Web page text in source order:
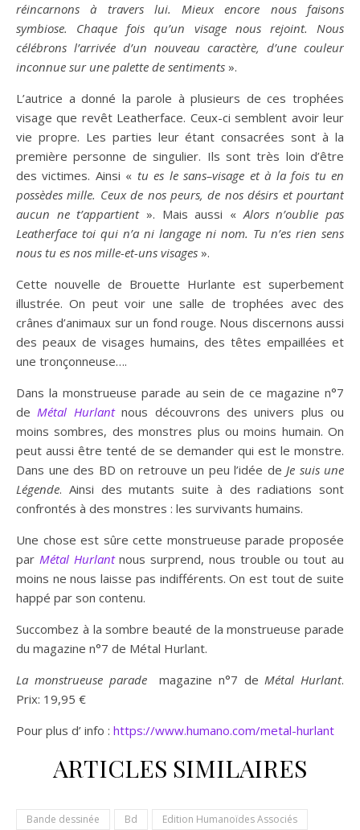
réincarnons
à travers lui.Mieux encore nousfaisons
symbiose. Chaque fois qu’un visage nous rejoint.Nous
célébrons l’arrivée d’un nouveau caractère, d’une couleur
inconnue sur une palette de sentiments ».
L’autrice a donné la parole à plusieurs de ces trophées
visage que revêt Leatherface. Ceux-ci semblent avoir leur
vie propre. Les parties leur étant consacrées sont à la
première personne de singulier. Ils sont très loin d’être
des victimes. Ainsi « tu es le sans–visage età la fois tu en
possèdes mille. Ceux de nos peurs, de nosdésirs et pourtant
aucun ne t’appartient ». Mais aussi «Alorsn’oublie pas
Leatherface toi qui n’a ni langage ni nom. Tu n’es rien sens
nous tu es nos mille-et-uns visages ».
Cette nouvelle de Brouette Hurlante est superbement
illustrée. On peut voir une salle de trophées avec des
crânes d’animaux sur un fond rouge. Nous discernons aussi
des peaux de visages humains, des têtes empaillées et
une tronçonneuse….
Dans la monstrueuse parade au sein de ce magazine n°7
deMétal Hurlantnous découvrons des univers plus ou
moins sombres, des monstres plus ou moins humain. On
peut aussi être tenté de se demander qui est le monstre.
Dans une des BD on retrouve un peu l’idée de Je suis une
Légende. Ainsi des mutants suite à des radiations sont
confrontés à des monstres : les survivants humains.
Une chose est sûre cette monstrueuse parade proposée
par Métal Hurlantnous surprend, nous trouble ou tout au
moins ne nous laisse pas indifférents. On est tout de suite
happé par son contenu.
Succombez à la sombre beauté de la monstrueuse parade
du magazine n°7 de Métal Hurlant.
La monstrueuse parade
magazine n°7 deMétal Hurlant.
Prix: 19,95 €
Pour plus d’ info : https://www.humano.com/metal-hurlant
ARTICLES SIMILAIRES
Bande dessinée Bd Edition Humanoïdes Associés